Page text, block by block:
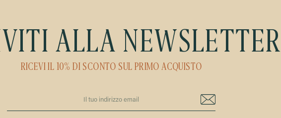
ALLA NEWSLETTER
RICEVI IL 10% DI SCONTO SUL PRIMO ACQUISTO